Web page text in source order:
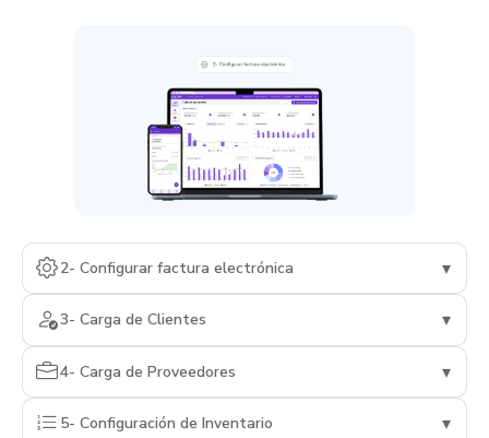
2- Configurar factura electrónica ▾
3- Carga de Clientes ▾
4- Carga de Proveedores ▾
5- Configuración de Inventario ▾